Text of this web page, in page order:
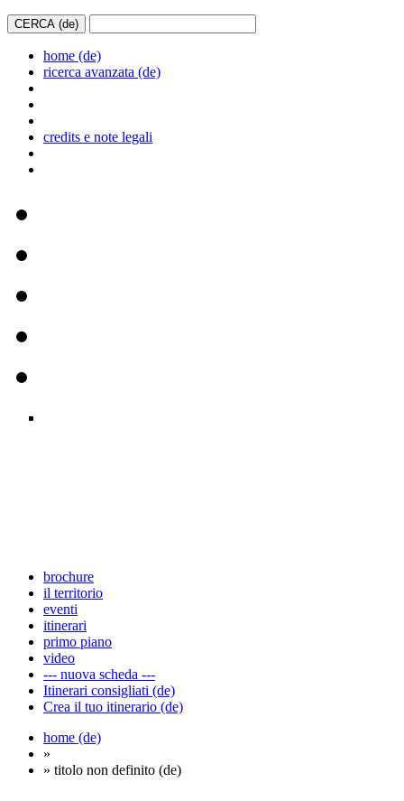
home (de)
ricerca avanzata (de)
credits e note legali
brochure
il territorio
eventi
itinerari
primo piano
video
--- nuova scheda ---
Itinerari consigliati (de)
Crea il tuo itinerario (de)
home (de)
»
» titolo non definito (de)